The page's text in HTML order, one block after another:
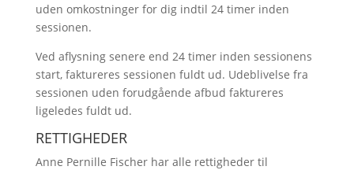
uden omkostninger for dig indtil 24 timer inden
sessionen.
Ved aflysning senere end 24 timer inden sessionens
start, faktureres sessionen fuldt ud. Udeblivelse fra
sessionen uden forudgående afbud faktureres
ligeledes fuldt ud.
RETTIGHEDER
Anne Pernille Fischer har alle rettigheder til